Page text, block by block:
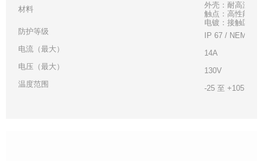
材料
外壳：耐高温白
触点：高性能铜
电镀：接触区 -
防护等级
IP 67 / NEMA 6P
电流（最大）
14A
电压（最大）
130V
温度范围
-25 至 +105°C